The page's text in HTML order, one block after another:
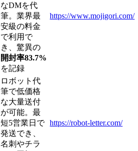
なDMを代
筆。業界最
安級の料金
で利用で
き、驚異の
開封率83.7%
を記録
https://www.mojigori.com/
ロボット代
筆で低価格
な大量送付
が可能。最
短5営業日で
発送でき、
名刺やチラ
https://robot-letter.com/